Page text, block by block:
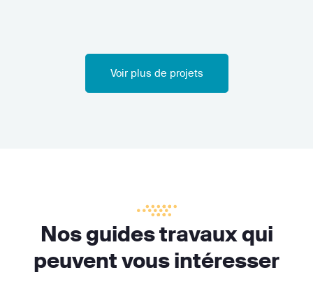
Voir plus de projets
Nos guides travaux qui
peuvent vous intéresser